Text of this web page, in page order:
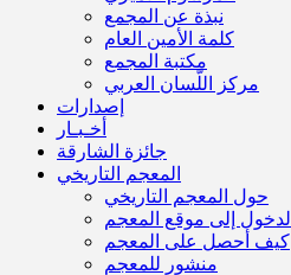
نبذة عن المجمع
كلمة الأمين العام
مكتبة المجمع
مركز اللّسان العربي
إصدارات
أخـبـار
جائزة الشارقة
المعجم التاريخي
حول المعجم التاريخي
الدخول إلى موقع المعجم
كيف أحصل على المعجم
منشور للمعجم